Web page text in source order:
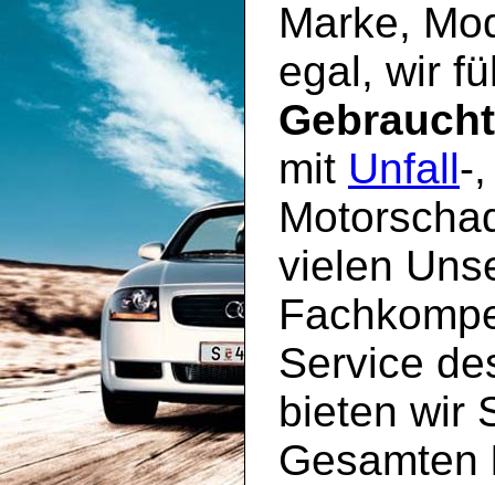
Marke,
egal, wir
mit Unfall-
vielen
Service
bieten wir
Gesamten